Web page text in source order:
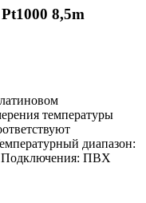
8,5m
температуры
диапазон:
Подключения: ПВХ